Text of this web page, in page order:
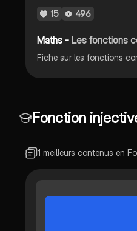
15 496
Maths -Les fonctions
Fonction
1 meilleurs contenus en